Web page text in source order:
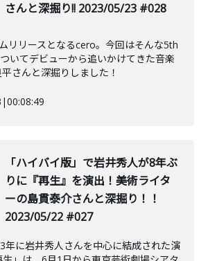
さんと深掘り!! 2023/05/23 #028
リリースとなるcero。今回はそんな5th
いてデビューから追いかけてきた音楽
さんと深掘りしました！
|00:08:49
「ハイバイ版」で岩井秀人が8年ぶ
りに『再生』を演出！美術ライタ
ーの島貫泰介さんと深掘り！！
2023/05/22 #027
年に岩井秀人さんを中心に結成された演